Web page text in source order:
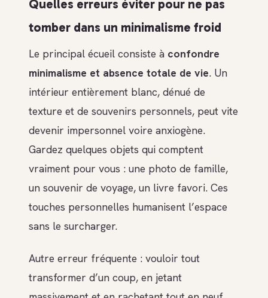
Quelles erreurs éviter pour ne pas
tomber dans un minimalisme froid
Le principal écueil consiste à confondre
minimalisme et absence totale de vie. Un
intérieur entièrement blanc, dénué de
texture et de souvenirs personnels, peut vite
devenir impersonnel voire anxiogène.
Gardez quelques objets qui comptent
vraiment pour vous : une photo de famille,
un souvenir de voyage, un livre favori. Ces
touches personnelles humanisent l’espace
sans le surcharger.
Autre erreur fréquente : vouloir tout
transformer d’un coup, en jetant